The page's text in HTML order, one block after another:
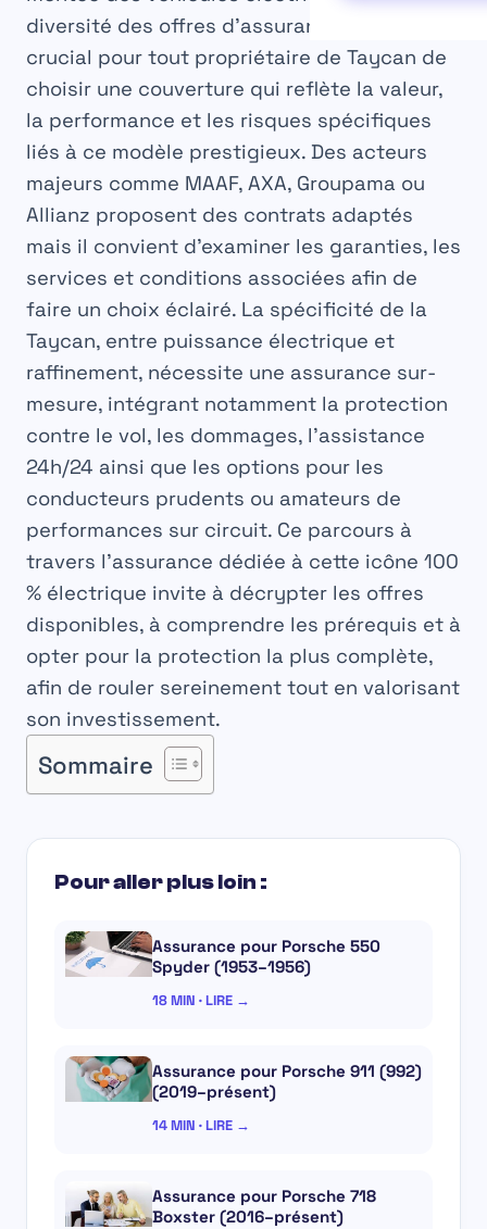
diversité des offres d’assurance, il est
crucial pour tout propriétaire de Taycan de
choisir une couverture qui reflète la valeur,
la performance et les risques spécifiques
liés à ce modèle prestigieux. Des acteurs
majeurs comme MAAF, AXA, Groupama ou
Allianz proposent des contrats adaptés
mais il convient d’examiner les garanties, les
services et conditions associées afin de
faire un choix éclairé. La spécificité de la
Taycan, entre puissance électrique et
raffinement, nécessite une assurance sur-
mesure, intégrant notamment la protection
contre le vol, les dommages, l’assistance
24h/24 ainsi que les options pour les
conducteurs prudents ou amateurs de
performances sur circuit. Ce parcours à
travers l’assurance dédiée à cette icône 100
% électrique invite à décrypter les offres
disponibles, à comprendre les prérequis et à
opter pour la protection la plus complète,
afin de rouler sereinement tout en valorisant
son investissement.
Sommaire
Pour aller plus loin :
Assurance pour Porsche 550
Spyder (1953–1956)
18 MIN · LIRE →
Assurance pour Porsche 911 (992)
(2019–présent)
14 MIN · LIRE →
Assurance pour Porsche 718
Boxster (2016–présent)